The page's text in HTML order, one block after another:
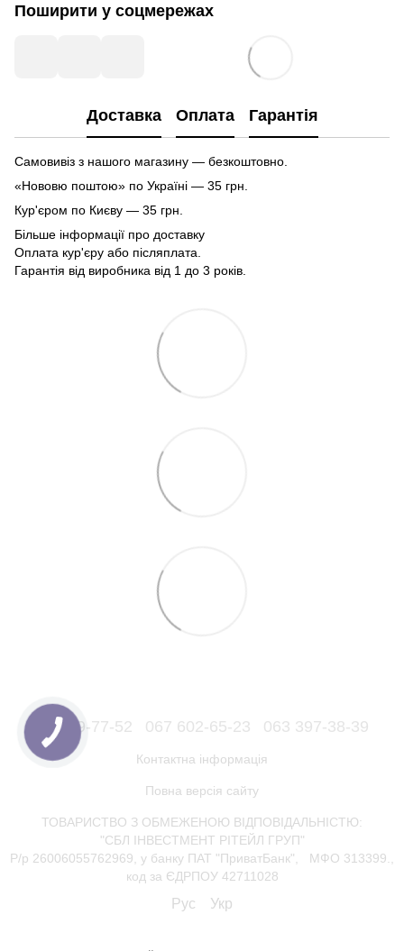
Поширити у соцмережах
Доставка Оплата Гарантія
Самовивіз з нашого магазину — безкоштовно.
«Нововю поштою» по Україні — 35 грн.
Кур'єром по Києву — 35 грн.
Більше інформації про доставку
Оплата кур'єру або післяплата.
Гарантія від виробника від 1 до 3 років.
066 559-77-52 067 602-65-23 063 397-38-39
Контактна інформація
Повна версія сайту
ТОВАРИСТВО З ОБМЕЖЕНОЮ ВІДПОВІДАЛЬНІСТЮ:
"СБЛ ІНВЕСТМЕНТ РІТЕЙЛ ГРУП"
Р/р 26006055762969, у банку ПАТ "ПриватБанк", МФО 313399.,
код за ЄДРПОУ 42711028
Рус Укр